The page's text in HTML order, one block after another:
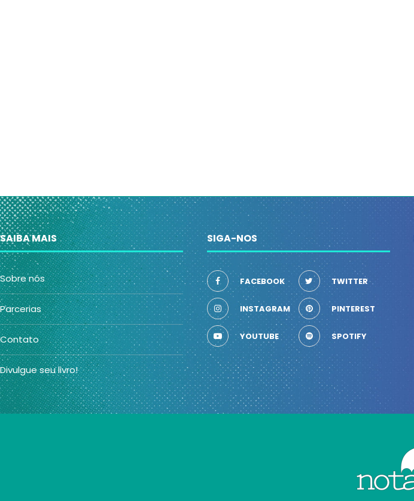
SAIBA MAIS
Sobre nós
Parcerias
Contato
Divulgue seu livro!
SIGA-NOS
FACEBOOK TWITTER
INSTAGRAM PINTEREST
YOUTUBE SPOTIFY